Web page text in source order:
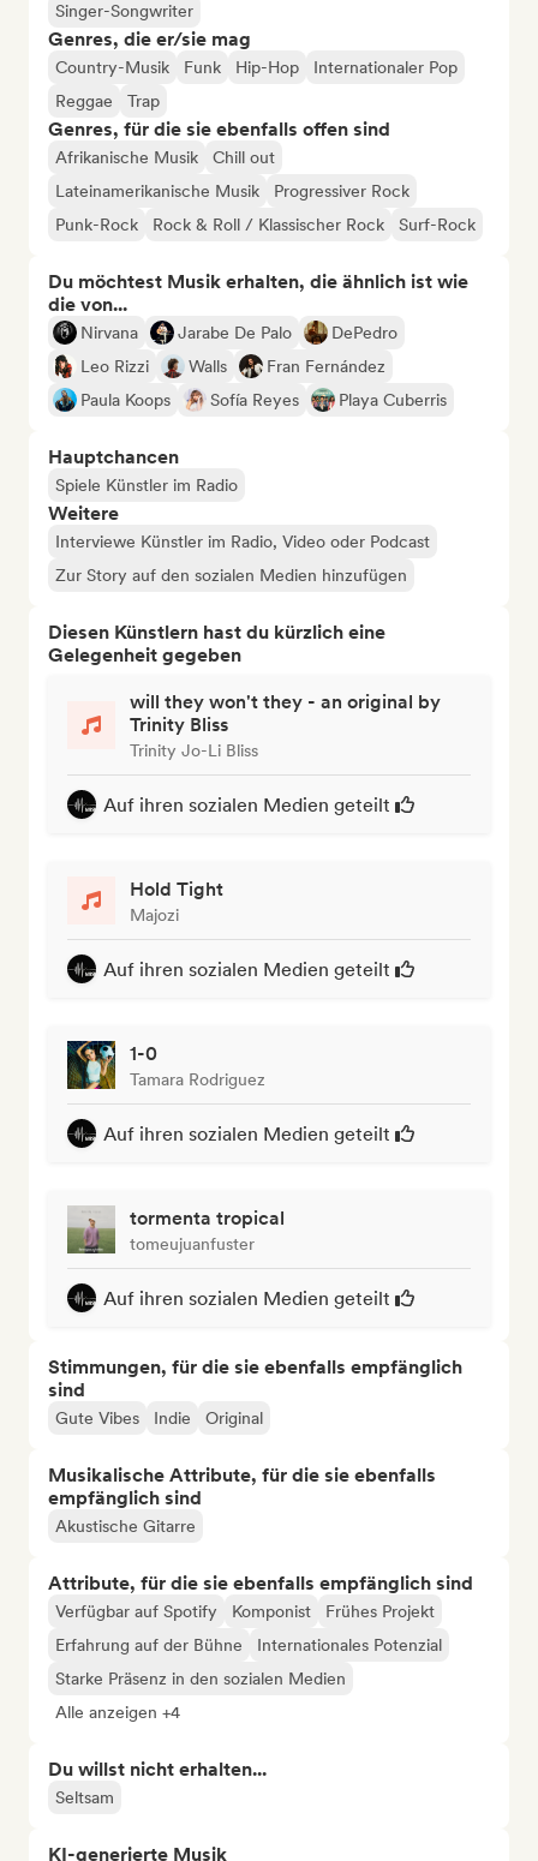
Singer-Songwriter
Genres, die er/sie mag
Country-Musik Funk Hip-Hop
Internationaler Pop
Reggae
Trap
Genres, für die sie ebenfalls offen sind
Afrikanische Musik
Chill out
Lateinamerikanische Musik
Progressiver Rock
Punk-Rock
Rock & Roll / Klassischer Rock Surf-Rock
Du möchtest Musik erhalten, die ähnlich ist wie
die von...
Nirvana Jarabe De Palo
DePedro
Leo Rizzi
Walls
Fran Fernández
Paula Koops
Sofía Reyes Playa Cuberris
Hauptchancen
Spiele Künstler im Radio
Weitere
Interviewe Künstler im Radio, Video oder Podcast
Zur Story auf den sozialen Medien hinzufügen
Diesen Künstlern hast du kürzlich eine
Gelegenheit gegeben
will they won't they - an original by
Trinity Bliss
Trinity Jo-Li Bliss
Auf ihren sozialen Medien geteilt
Hold Tight
Majozi
Auf ihren sozialen Medien geteilt
1-0
Tamara Rodriguez
Auf ihren sozialen Medien geteilt
tormenta tropical
tomeujuanfuster
Auf ihren sozialen Medien geteilt
Stimmungen, für die sie ebenfalls empfänglich
sind
Gute Vibes Indie Original
Musikalische Attribute, für die sie ebenfalls
empfänglich sind
Akustische Gitarre
Attribute, für die sie ebenfalls empfänglich sind
Verfügbar auf Spotify Komponist
Frühes Projekt
Erfahrung auf der Bühne
Internationales Potenzial
Starke Präsenz in den sozialen Medien
Alle anzeigen +4
Du willst nicht erhalten...
Seltsam
KI-generierte Musik